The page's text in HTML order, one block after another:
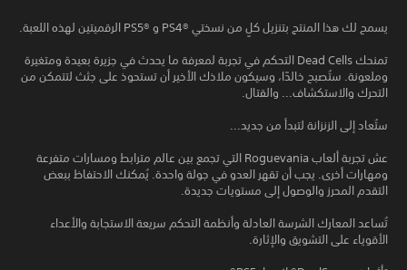
يسمح لك هذا المنتج بتنزيل كلٍ من نسختي PS4®‎ و PS5®‎ الرقميتين لهذه اللعبة.
تمنحك Dead Cells التحكم في تجربة لمعرفة ما يحدث في جزيرة بعيدة ومتغيرة
وملعونة. ستُصبح خالدًا، وسيكون ملاذك الأخير أن تستحوذ على جثث لتتمكن من
التحرك والاستكشاف... والقتال.
ستُعاد إلى الزنزانة لتبدأ من جديد...
عش تجربة ألعاب Roguevania التي تجمع بين عالم مترابط ومسارات متفرعة
ومهارات أخرى. يجب أن تقهر العدو في جولة واحدة. يُمكنك الاحتفاظ ببعض
التقدم المحرز والوصول إلى مستويات جديدة.
تُساعد المعارك الشرسة العادلة وأنظمة التحكم سريعة الاستجابة والأعداء
الأقوياء على التشويق والإثارة.